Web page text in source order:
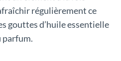
régulièrement ce
gouttes d’huile essentielle
parfum.